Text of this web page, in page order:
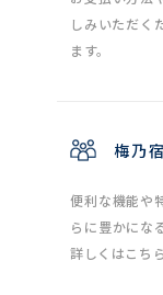
しみいただく
ます。
梅乃
便利な機能や
らに豊かにな
詳しくはこちら